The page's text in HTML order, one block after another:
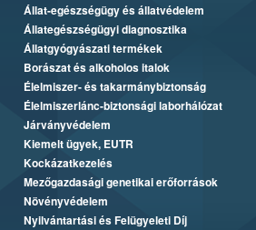
Állat-egészségügy és állatvédelem
Állategészségügyi diagnosztika
Állatgyógyászati termékek
Borászat és alkoholos italok
Élelmiszer- és takarmánybiztonság
Élelmiszerlánc-biztonsági laborhálózat
Járványvédelem
Kiemelt ügyek, EUTR
Kockázatkezelés
Mezőgazdasági genetikai erőforrások
Növényvédelem
Nyilvántartási és Felügyeleti Díj